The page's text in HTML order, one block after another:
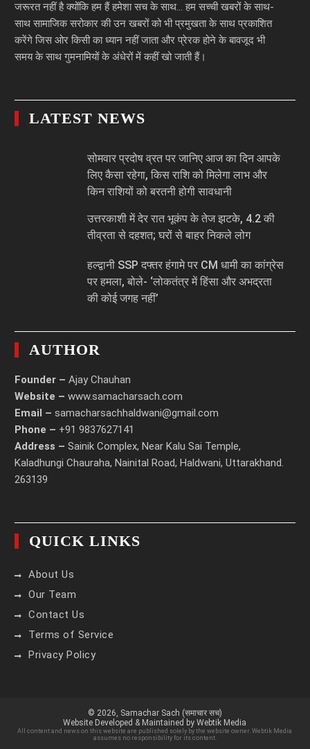
जरूरत नहीं है क्योंकि हम हैं हमेशा सच के साथ… हम सच्ची खबरों के साथ-
साथ सामाजिक सरोकार की उन खबरों को भी प्रमुखता के साथ प्रकाशित
करेंगे जिस ओर किसी का ध्यान नहीं जाता और प्रेरक होने के बावजूद भी
समय के साथ गुमनामियों के अंधेरों में कहीं खो जाती हैं।
LATEST NEWS
सोमवार प्रदोष व्रत पर जानिए आज का दिन आपके
लिए कैसा रहेगा, किस राशि को मिलेगा लाभ और
किन राशियों को बरतनी होगी सावधानी
उत्तरकाशी में देर रात भूकंप के तेज झटके, 4.2 की
तीव्रता से दहशत; घरों से बाहर निकले लोग
हल्द्वानी SSP दफ्तर हंगामे पर CM धामी का कांग्रेस
पर हमला, बोले- ‘लोकतंत्र में हिंसा और अभद्रता
की कोई जगह नहीं’
AUTHOR
Founder – Ajay Chauhan
Website – www.samacharsach.com
Email – samacharsachhaldwani@gmail.com
Phone – +91 9837627141
Address – Sainik Complex, Near Kalu Sai Temple,
Kaladhungi Chauraha, Nainital Road, Haldwani, Uttarakhand.
263139
QUICK LINKS
About Us
Our Team
Contact Us
Terms of Service
Privacy Policy
© 2026, Samachar Sach (समाचार सच)
Website Developed & Maintained by Webtik Media
All content and news on this website are published solely by the website owner. Webtik Media
assumes no responsibility for its content.